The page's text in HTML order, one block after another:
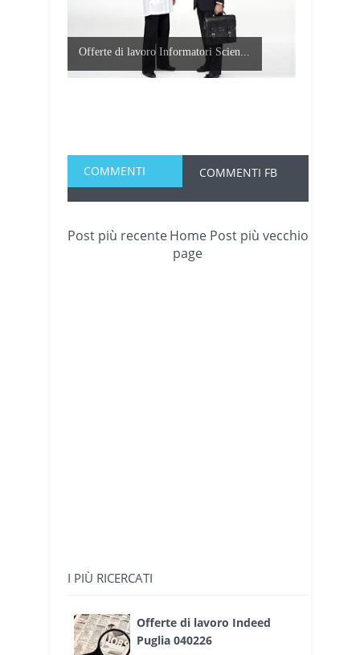
Offerte di lavoro Informatori Scien...
COMMENTI COMMENTI FB
Post più recente Post più vecchio
Home
page
I PIÙ RICERCATI
Offerte di lavoro Indeed
Puglia 040226